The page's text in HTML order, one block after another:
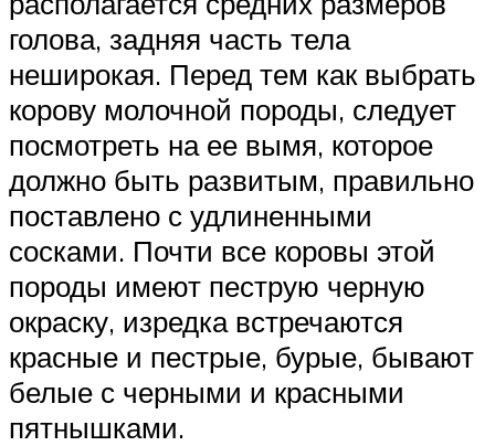
голова, задняя часть тела
неширокая. Перед тем как выбрать
корову молочной породы, следует
посмотреть на ее вымя, которое
должно быть развитым, правильно
поставлено с удлиненными
сосками. Почти все коровы этой
породы имеют пеструю черную
окраску, изредка встречаются
красные и пестрые, бурые, бывают
белые с черными и красными
пятнышками.